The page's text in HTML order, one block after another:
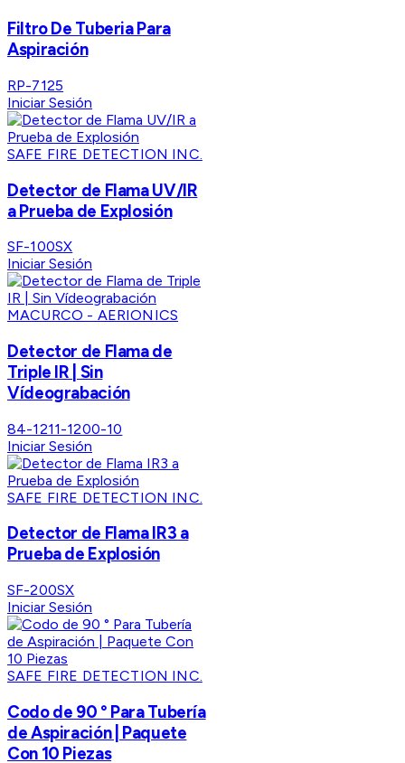
Filtro De Tuberia Para
Aspiración
RP-7125
Iniciar Sesión
SAFE FIRE DETECTION INC.
Detector de Flama UV/IR
a Prueba de Explosión
SF-100SX
Iniciar Sesión
MACURCO - AERIONICS
Detector de Flama de
Triple IR | Sin
Vídeograbación
84-1211-1200-10
Iniciar Sesión
SAFE FIRE DETECTION INC.
Detector de Flama IR3 a
Prueba de Explosión
SF-200SX
Iniciar Sesión
SAFE FIRE DETECTION INC.
Codo de 90 ° Para Tubería
de Aspiración | Paquete
Con 10 Piezas